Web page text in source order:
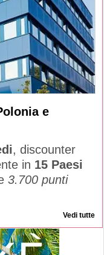
e
, discounter
in 15 Paesi
3.700 punti
Vedi tutte